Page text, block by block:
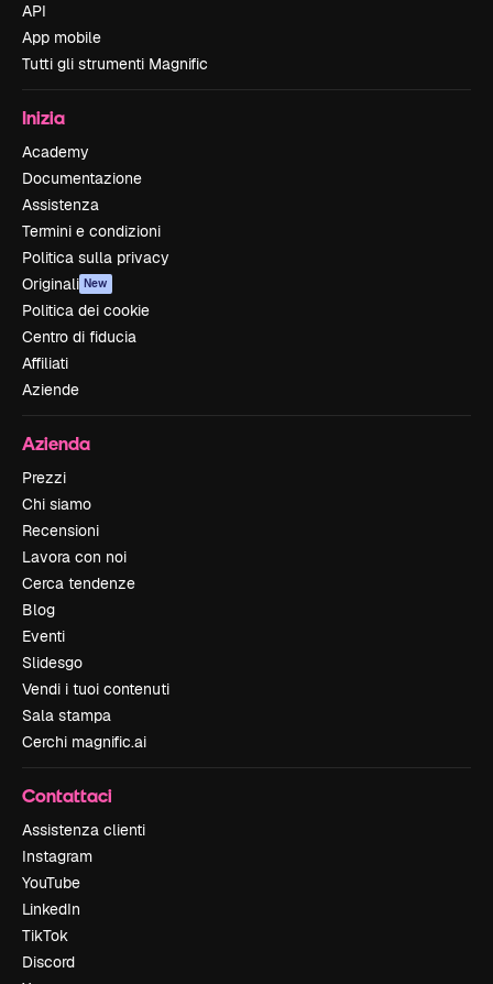
API
App mobile
Tutti gli strumenti Magnific
Inizia
Academy
Documentazione
Assistenza
Termini e condizioni
Politica sulla privacy
Originali New
Politica dei cookie
Centro di fiducia
Affiliati
Aziende
Azienda
Prezzi
Chi siamo
Recensioni
Lavora con noi
Cerca tendenze
Blog
Eventi
Slidesgo
Vendi i tuoi contenuti
Sala stampa
Cerchi magnific.ai
Contattaci
Assistenza clienti
Instagram
YouTube
LinkedIn
TikTok
Discord